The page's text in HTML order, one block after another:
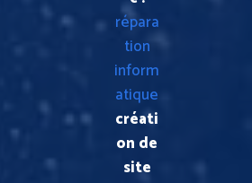
répara
tion
inform
atique
créati
on de
site